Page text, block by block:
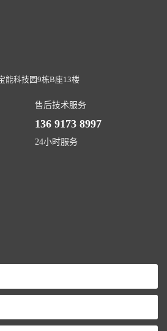
能科技园9栋B座13楼
售后技术服务
136 9173 8997
24小时服务